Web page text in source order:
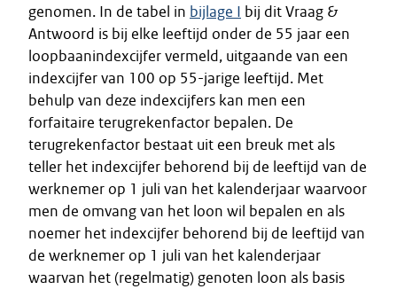
genomen. In de tabel in bijlage I bij dit Vraag &
Antwoord is bij elke leeftijd onder de 55 jaar een
loopbaanindexcijfer vermeld, uitgaande van een
indexcijfer van 100 op 55-jarige leeftijd. Met
behulp van deze indexcijfers kan men een
forfaitaire terugrekenfactor bepalen. De
terugrekenfactor bestaat uit een breuk met als
teller het indexcijfer behorend bij de leeftijd van de
werknemer op 1 juli van het kalenderjaar waarvoor
men de omvang van het loon wil bepalen en als
noemer het indexcijfer behorend bij de leeftijd van
de werknemer op 1 juli van het kalenderjaar
waarvan het (regelmatig) genoten loon als basis